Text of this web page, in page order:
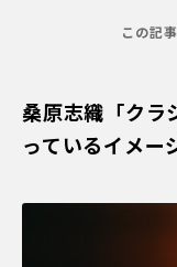
この記
桑原志織「クラ
っているイメー